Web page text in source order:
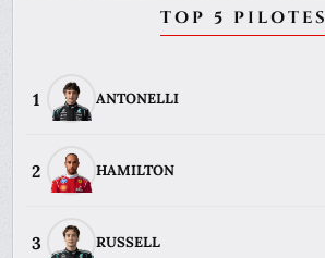
TOP 5 PILOTES
1 ANTONELLI
2 HAMILTON
3 RUSSELL